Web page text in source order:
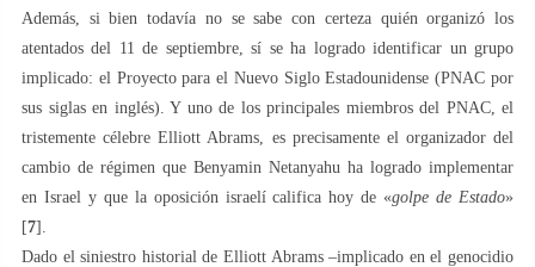
Además, si bien todavía no se sabe con certeza quién organizó los
atentados del 11 de septiembre, sí se ha logrado identificar un grupo
implicado: el Proyecto para el Nuevo Siglo Estadounidense (PNAC por
sus siglas en inglés). Y uno de los principales miembros del PNAC, el
tristemente célebre Elliott Abrams, es precisamente el organizador del
cambio de régimen que Benyamin Netanyahu ha logrado implementar
en Israel y que la oposición israelí califica hoy de «golpe de Estado»
[7].
Dado el siniestro historial de Elliott Abrams –implicado en el genocidio